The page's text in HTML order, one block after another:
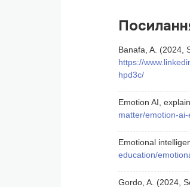
Banafa, A. (2024,
https://
hpd3c/
Emotion AI,
matter/emotion-ai-
Emotional
education/
Gordo, A. (2024,